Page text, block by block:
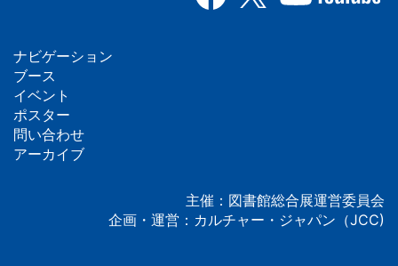
フ
ッ
タ
ナビゲーション
ブース
イベント
ポスター
問い合わせ
アーカイブ
主催：図書館総合展運営委員会
企画・運営：カルチャー・ジャパン（JCC)